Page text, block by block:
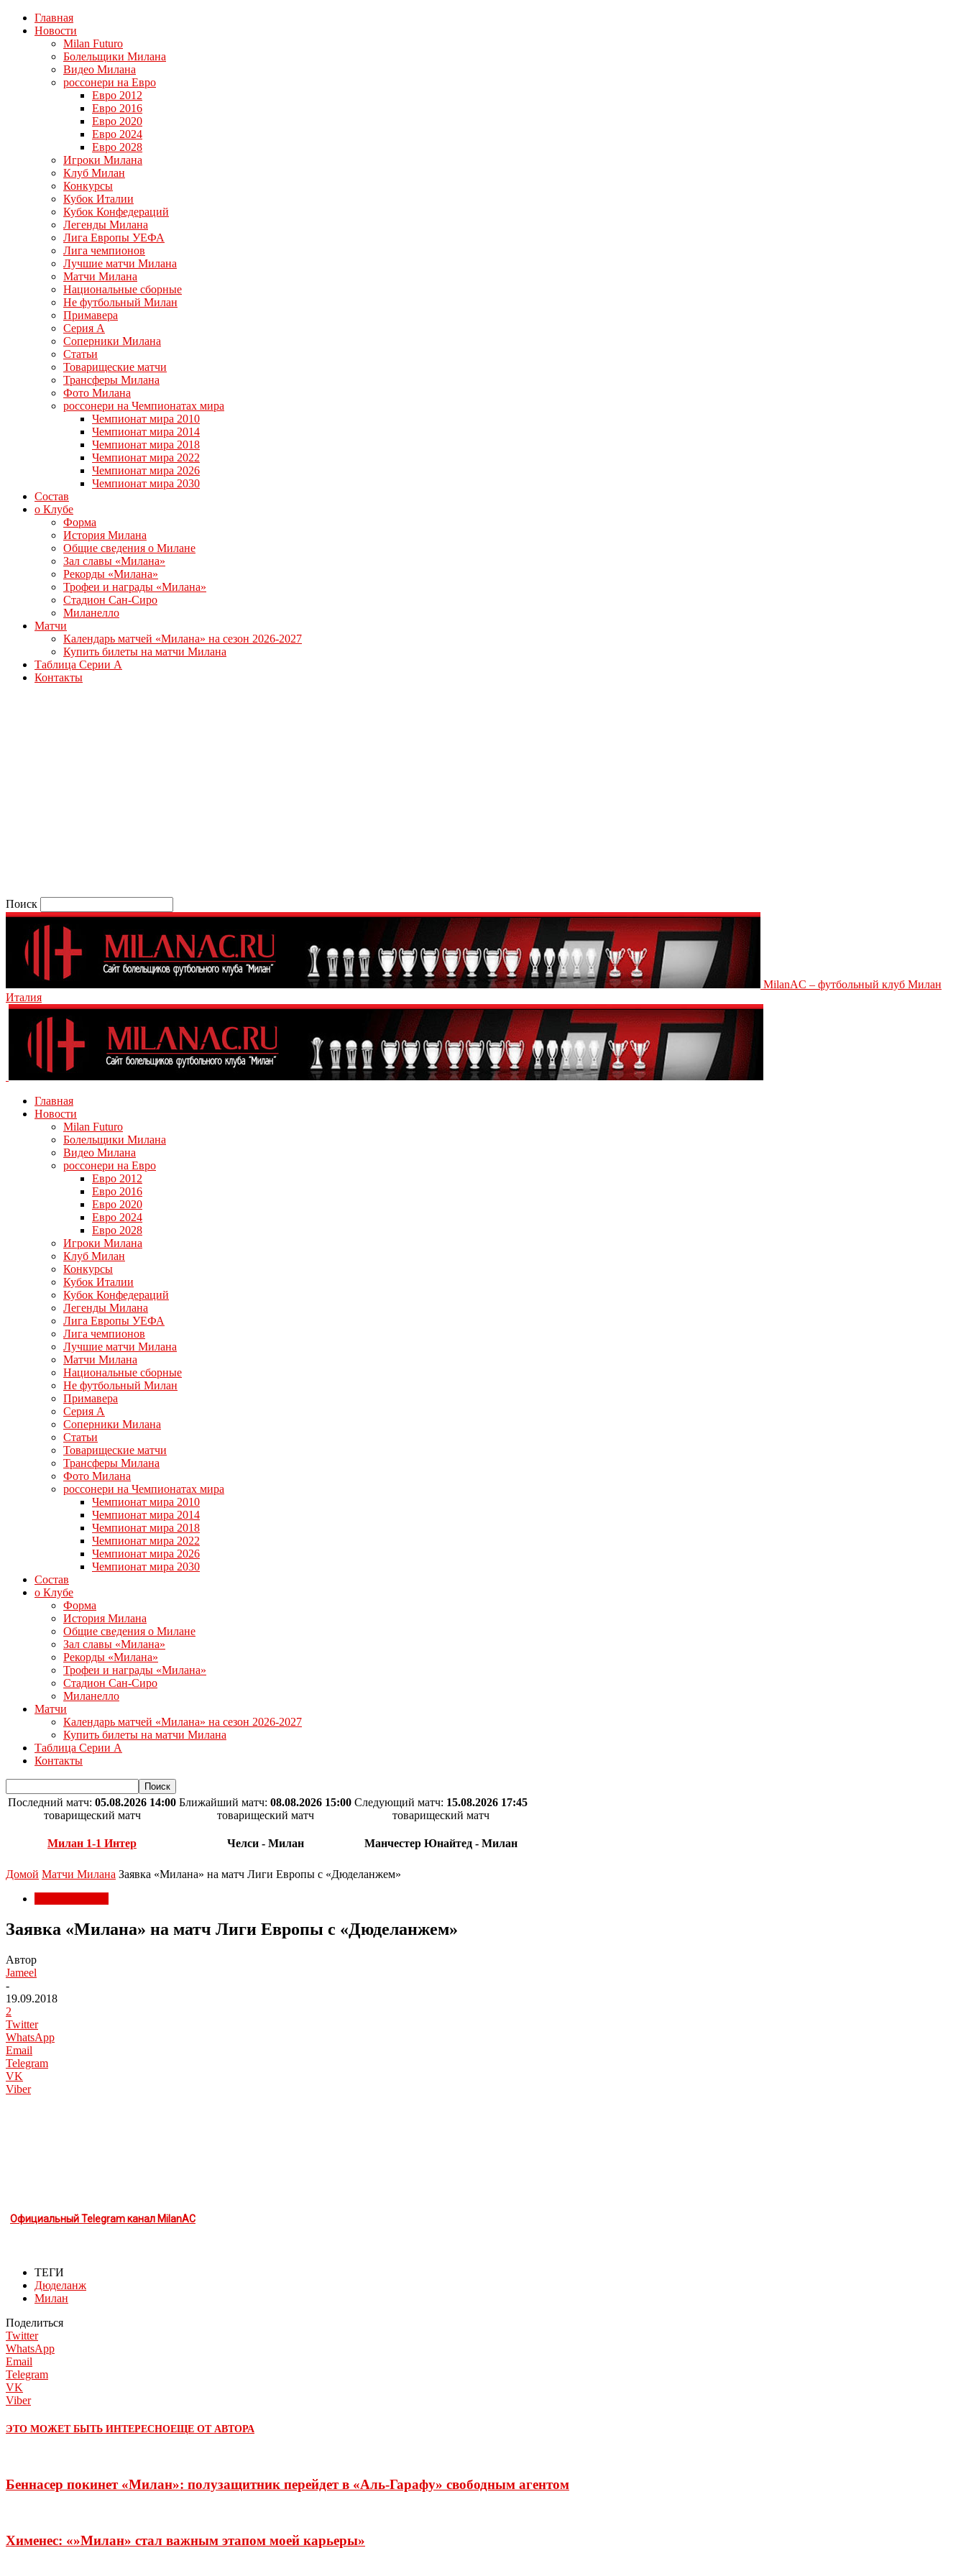
Главная
Новости
Milan Futuro
Болельщики Милана
Видео Милана
россонери на Евро
Евро 2012
Евро 2016
Евро 2020
Евро 2024
Евро 2028
Игроки Милана
Клуб Милан
Конкурсы
Кубок Италии
Кубок Конфедераций
Легенды Милана
Лига Европы УЕФА
Лига чемпионов
Лучшие матчи Милана
Матчи Милана
Национальные сборные
Не футбольный Милан
Примавера
Серия А
Соперники Милана
Статьи
Товарищеские матчи
Трансферы Милана
Фото Милана
россонери на Чемпионатах мира
Чемпионат мира 2010
Чемпионат мира 2014
Чемпионат мира 2018
Чемпионат мира 2022
Чемпионат мира 2026
Чемпионат мира 2030
Состав
о Клубе
Форма
История Милана
Общие сведения о Милане
Зал славы «Милана»
Рекорды «Милана»
Трофеи и награды «Милана»
Стадион Сан-Сиро
Миланелло
Матчи
Календарь матчей «Милана» на сезон 2026-2027
Купить билеты на матчи Милана
Таблица Серии А
Контакты
Поиск
MilanAC – футбольный клуб Милан
Италия
Главная
Новости
Milan Futuro
Болельщики Милана
Видео Милана
россонери на Евро
Евро 2012
Евро 2016
Евро 2020
Евро 2024
Евро 2028
Игроки Милана
Клуб Милан
Конкурсы
Кубок Италии
Кубок Конфедераций
Легенды Милана
Лига Европы УЕФА
Лига чемпионов
Лучшие матчи Милана
Матчи Милана
Национальные сборные
Не футбольный Милан
Примавера
Серия А
Соперники Милана
Статьи
Товарищеские матчи
Трансферы Милана
Фото Милана
россонери на Чемпионатах мира
Чемпионат мира 2010
Чемпионат мира 2014
Чемпионат мира 2018
Чемпионат мира 2022
Чемпионат мира 2026
Чемпионат мира 2030
Состав
о Клубе
Форма
История Милана
Общие сведения о Милане
Зал славы «Милана»
Рекорды «Милана»
Трофеи и награды «Милана»
Стадион Сан-Сиро
Миланелло
Матчи
Календарь матчей «Милана» на сезон 2026-2027
Купить билеты на матчи Милана
Таблица Серии А
Контакты
Последний матч: 05.08.2026 14:00
товарищеский матч
Милан 1-1 Интер
Ближайший матч: 08.08.2026 15:00
товарищеский матч
Челси - Милан
Следующий матч: 15.08.2026 17:45
товарищеский матч
Манчестер Юнайтед - Милан
Домой Матчи Милана Заявка «Милана» на матч Лиги Европы с «Дюделанжем»
Заявка «Милана» на матч Лиги Европы с «Дюделанжем»
Автор
Jameel
-
19.09.2018
2
Twitter
WhatsApp
Email
Telegram
VK
Viber
Официальный Telegram канал MilanAC
ТЕГИ
Дюделанж
Милан
Поделиться
Twitter
WhatsApp
Email
Telegram
VK
Viber
ЭТО МОЖЕТ БЫТЬ ИНТЕРЕСНОЕЩЕ ОТ АВТОРА
Беннасер покинет «Милан»: полузащитник перейдет в «Аль-Гарафу» свободным агентом
Хименес: «»Милан» стал важным этапом моей карьеры»